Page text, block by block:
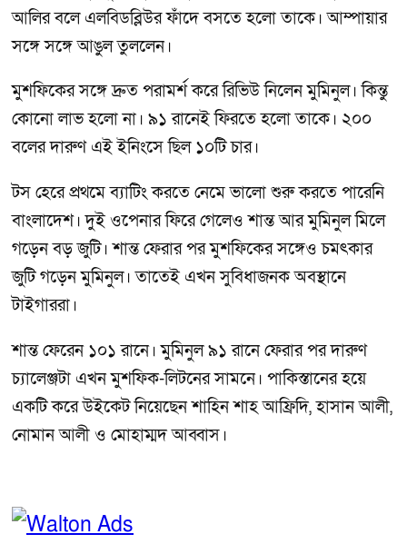
আলির বলে এলবিডব্লিউর ফাঁদে বসতে হলো তাকে। আম্পায়ার
সঙ্গে সঙ্গে আঙুল তুললেন।
মুশফিকের সঙ্গে দ্রুত পরামর্শ করে রিভিউ নিলেন মুমিনুল। কিন্তু
কোনো লাভ হলো না। ৯১ রানেই ফিরতে হলো তাকে। ২০০
বলের দারুণ এই ইনিংসে ছিল ১০টি চার।
টস হেরে প্রথমে ব্যাটিং করতে নেমে ভালো শুরু করতে পারেনি
বাংলাদেশ। দুই ওপেনার ফিরে গেলেও শান্ত আর মুমিনুল মিলে
গড়েন বড় জুটি। শান্ত ফেরার পর মুশফিকের সঙ্গেও চমৎকার
জুটি গড়েন মুমিনুল। তাতেই এখন সুবিধাজনক অবস্থানে
টাইগাররা।
শান্ত ফেরেন ১০১ রানে। মুমিনুল ৯১ রানে ফেরার পর দারুণ
চ্যালেঞ্জটা এখন মুশফিক-লিটনের সামনে। পাকিস্তানের হয়ে
একটি করে উইকেট নিয়েছেন শাহিন শাহ আফ্রিদি, হাসান আলী,
নোমান আলী ও মোহাম্মদ আব্বাস।